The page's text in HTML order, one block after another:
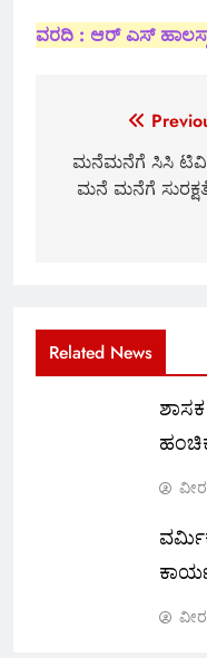
ವರದಿ : ಆರ್ ಎಸ್
navigation
ಮನೆಮನೆಗೆ ಸಿಸಿ
ಮನೆ ಮನೆಗೆ
Related News